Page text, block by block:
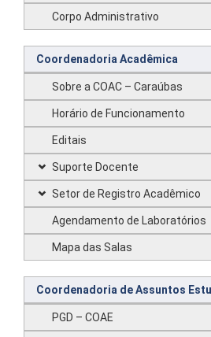
Corpo Administrativo
Coordenadoria Acadêmica
Sobre a COAC – Caraúbas
Horário de Funcionamento
Editais
Suporte Docente
Setor de Registro Acadêmico
Agendamento de Laboratórios
Mapa das Salas
Coordenadoria de Assuntos
PGD – COAE